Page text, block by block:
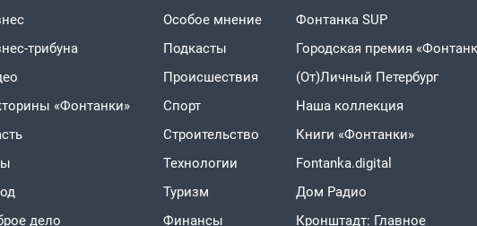
трибуна
«Фонтанки»
дело
Особое мнение
Подкасты
Проиcшествия
Спорт
Строительство
Технологии
Туризм
Финансы
Фонтанка SUP
Городская премия
(От)Личный Петербург
Наша коллекция
Книги «Фонтанки»
Fontanka.digital
Дом Радио
Кронштадт: Главное